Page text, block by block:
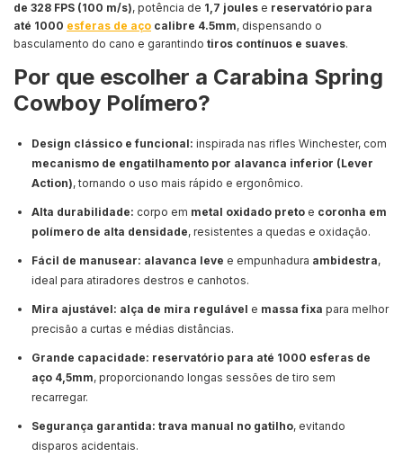
de 328 FPS (100 m/s), potência de 1,7 joules e reservatório para
até 1000 esferas de aço calibre 4.5mm, dispensando o
basculamento do cano e garantindo tiros contínuos e suaves.
Por que escolher a Carabina Spring
Cowboy Polímero?
Design clássico e funcional: inspirada nas rifles Winchester, com
mecanismo de engatilhamento por alavanca inferior (Lever
Action), tornando o uso mais rápido e ergonômico.
Alta durabilidade: corpo em metal oxidado preto e coronha em
polímero de alta densidade, resistentes a quedas e oxidação.
Fácil de manusear: alavanca leve e empunhadura ambidestra,
ideal para atiradores destros e canhotos.
Mira ajustável: alça de mira regulável e massa fixa para melhor
precisão a curtas e médias distâncias.
Grande capacidade: reservatório para até 1000 esferas de
aço 4,5mm, proporcionando longas sessões de tiro sem
recarregar.
Segurança garantida: trava manual no gatilho, evitando
disparos acidentais.